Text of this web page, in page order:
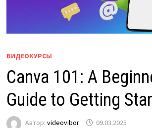
ВИДЕОКУРСЫ
Canva 101: A
Guide to Getting
Автор: videovibor 09.03.2025